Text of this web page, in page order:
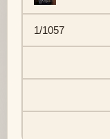
1/1057